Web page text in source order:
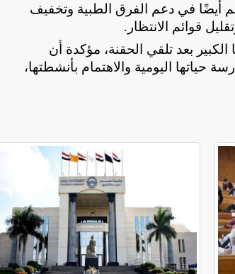
أيضًا في دعم الفرق الطبية وتخفيف
قوائم الانتظار .
زيركسيس (89 عامًا) عن ارتياحها الكبير بعد تلقي الحقنة، مؤكدة أن
اليومية والاهتمام بأنشطتها،